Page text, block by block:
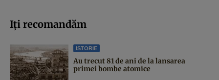
Iți recomandăm
ISTORIE
Au trecut 81 de ani de la lansarea
primei bombe atomice